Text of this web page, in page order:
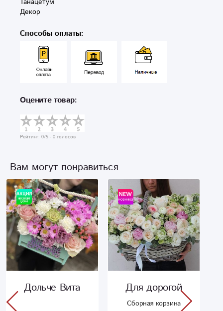
Танацетум
Способы оплаты:
Оцените товар:
Рейтинг: 0/5 - 0 голосов
Вам могут понравиться
Дольче Вита Для дорогой
Сборная корзина